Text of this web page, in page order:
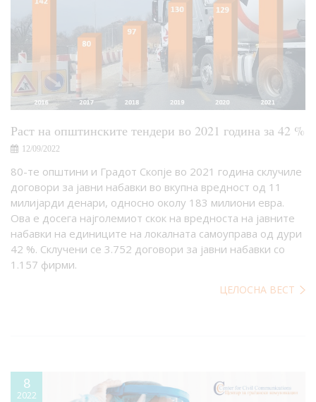
Раст на општинските тендери во 2021 година за 42 %
12/09/2022
80-те општини и Градот Скопје во 2021 година склучиле
договори за јавни набавки во вкупна вредност од 11
милијарди денари, односно околу 183 милиони евра.
Ова е досега најголемиот скок на вредноста на јавните
набавки на единиците на локалната самоуправа од дури
42 %. Склучени се 3.752 договори за јавни набавки со
1.157 фирми.
ЦЕЛОСНА ВЕСТ
8
2022